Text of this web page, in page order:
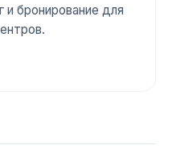
и бронирование для